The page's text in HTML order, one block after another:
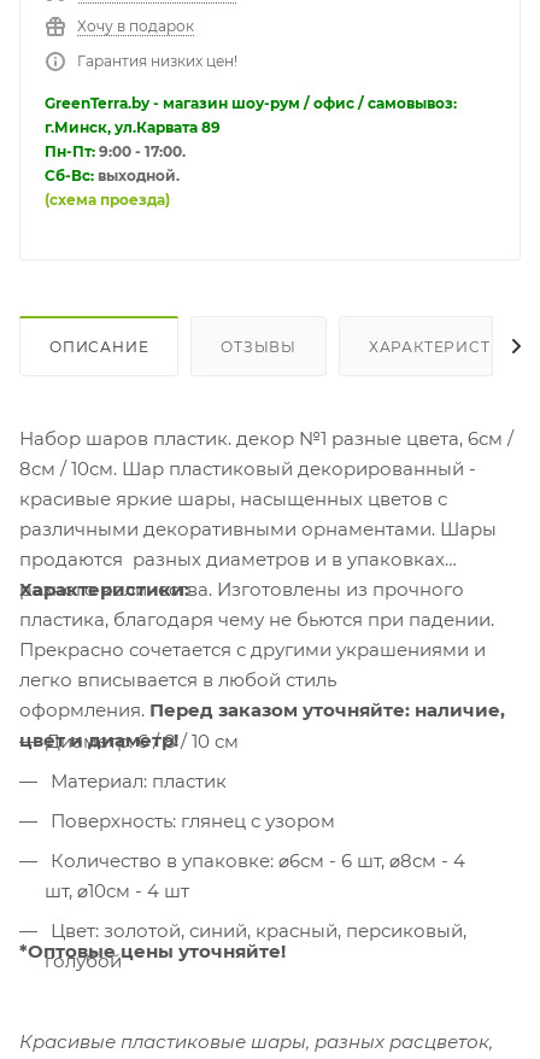
Хочу в подарок
Гарантия низких цен!
GreenTerra.by - магазин шоу-рум / офис / самовывоз:
г.Минск, ул.Карвата 89
Пн-Пт: 9:00 - 17:00.
Сб-Вс: выходной.
(схема проезда)
ОПИСАНИЕ ОТЗЫВЫ ХАРАКТЕРИСТИКИ
Набор шаров пластик. декор №1 разные цвета, 6см /
8см / 10см. Шар пластиковый декорированный -
красивые яркие шары, насыщенных цветов с
различными декоративными орнаментами. Шары
продаются разных диаметров и в упаковках
разного количества. Изготовлены из прочного
пластика, благодаря чему не бьются при падении.
Прекрасно сочетается с другими украшениями и
легко вписывается в любой стиль
оформления. Перед заказом уточняйте: наличие,
цвет и диаметр!
Характеристики:
Диаметр: 6 / 8 / 10 см
Материал: пластик
Поверхность: глянец с узором
шт, ⌀10см - 4 шт
голубой
*Оптовые цены уточняйте!
Красивые пластиковые шары, разных расцветок,